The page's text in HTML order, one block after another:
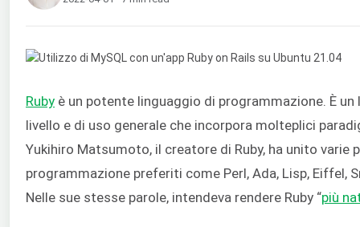
Ruby è un potente linguaggio di programmazione. È
livello e di uso generale che incorpora molteplici
Yukihiro Matsumoto, il creatore di Ruby, ha unito varie
programmazione preferiti come Perl, Ada, Lisp, Eiffel,
Nelle sue stesse parole, intendeva rendere Ruby “più